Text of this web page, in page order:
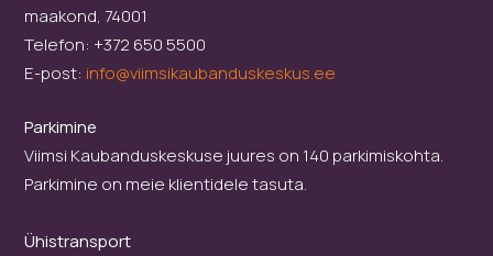
maakond, 74001
Telefon: +372 650 5500
E-post: info@viimsikaubanduskeskus.ee
Parkimine
Viimsi Kaubanduskeskuse juures on 140 parkimiskohta.
Parkimine on meie klientidele tasuta.
Ühistransport